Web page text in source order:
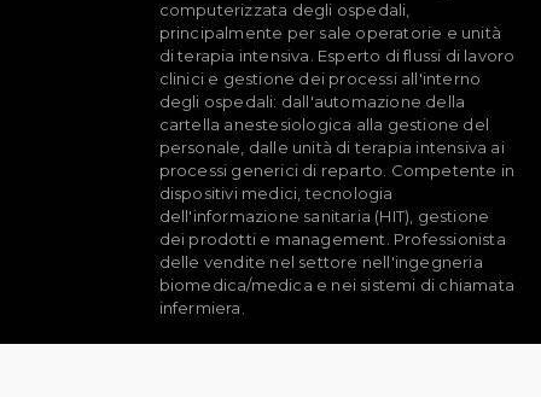
computerizzata degli ospedali,
principalmente per sale operatorie e unità
di terapia intensiva. Esperto di flussi di lavoro
clinici e gestione dei processi all'interno
degli ospedali: dall'automazione della
cartella anestesiologica alla gestione del
personale, dalle unità di terapia intensiva ai
processi generici di reparto. Competente in
dispositivi medici, tecnologia
dell'informazione sanitaria (HIT), gestione
dei prodotti e management. Professionista
delle vendite nel settore nell'ingegneria
biomedica/medica e nei sistemi di chiamata
infermiera.